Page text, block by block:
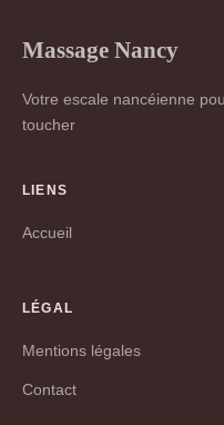
Massage Nancy
Votre escale nancéienne
toucher
LIENS
Accueil
LÉGAL
Mentions légales
Contact